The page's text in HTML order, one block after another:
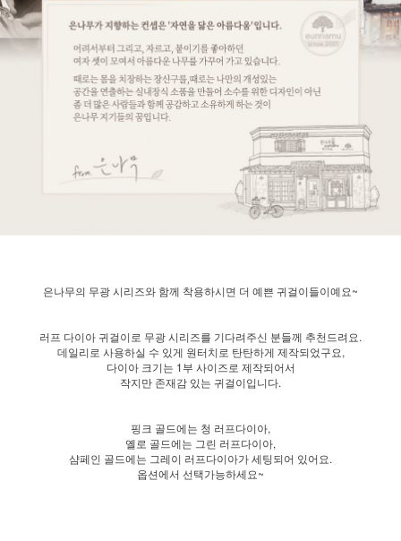
은나무의 무광 시리즈와 함께 착용하시면 더 예쁜 귀걸이들이예요~
러프 다이아 귀걸이로 무광 시리즈를 기다려주신 분들께 추천드려요.
데일리로 사용하실 수 있게 원터치로 탄탄하게 제작되었구요,
다이아 크기는 1부 사이즈로 제작되어서
작지만 존재감 있는 귀걸이입니다.
핑크 골드에는 청 러프다이아,
옐로 골드에는 그린 러프다이아,
샴페인 골드에는 그레이 러프다이아가 세팅되어 있어요.
옵션에서 선택가능하세요~